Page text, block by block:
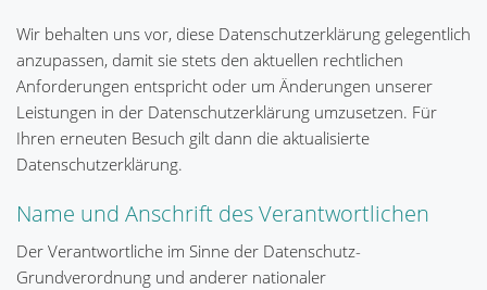
Wir behalten uns vor, diese Datenschutzerklärung gelegentlich
anzupassen, damit sie stets den aktuellen rechtlichen
Anforderungen entspricht oder um Änderungen unserer
Leistungen in der Datenschutzerklärung umzusetzen. Für
Ihren erneuten Besuch gilt dann die aktualisierte
Datenschutzerklärung.
Name und Anschrift des Verantwortlichen
Der Verantwortliche im Sinne der Datenschutz-
Grundverordnung und anderer nationaler